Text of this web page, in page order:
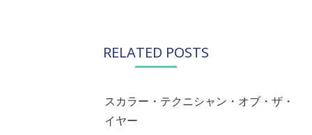
RELATED POSTS
スカラー・テクニシャン・オブ・ザ・
イヤー